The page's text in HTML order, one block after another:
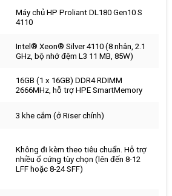
Máy chủ HP Proliant DL180 Gen10 S
4110
Intel® Xeon® Silver 4110 (8 nhân, 2.1
GHz, bộ nhớ đệm L3 11 MB, 85W)
16GB (1 x 16GB) DDR4 RDIMM
2666MHz, hỗ trợ HPE SmartMemory
3 khe cắm (ở Riser chính)
Không đi kèm theo tiêu chuẩn. Hỗ trợ
nhiều ổ cứng tùy chọn (lên đến 8-12
LFF hoặc 8-24 SFF)